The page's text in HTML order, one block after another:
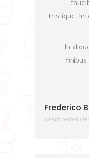
tristique.
In
finibus
Frederico
Resto Seven